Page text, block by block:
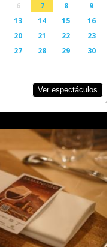
6 7 8
9
13 14 15
16
20 21 22
23
27 28 29
30
Ver espectáculos